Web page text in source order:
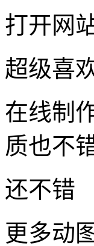
打开网
超级喜
在线制
质也不
还不错
更多动